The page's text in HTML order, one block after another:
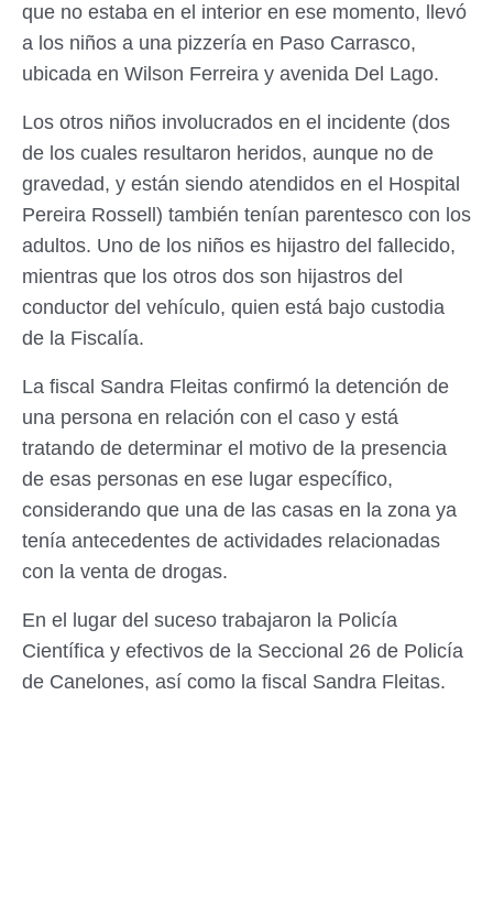
que no estaba en el interior en ese momento, llevó
a los niños a una pizzería en Paso Carrasco,
ubicada en Wilson Ferreira y avenida Del Lago.
Los otros niños involucrados en el incidente (dos
de los cuales resultaron heridos, aunque no de
gravedad, y están siendo atendidos en el Hospital
Pereira Rossell) también tenían parentesco con los
adultos. Uno de los niños es hijastro del fallecido,
mientras que los otros dos son hijastros del
conductor del vehículo, quien está bajo custodia
de la Fiscalía.
La fiscal Sandra Fleitas confirmó la detención de
una persona en relación con el caso y está
tratando de determinar el motivo de la presencia
de esas personas en ese lugar específico,
considerando que una de las casas en la zona ya
tenía antecedentes de actividades relacionadas
con la venta de drogas.
En el lugar del suceso trabajaron la Policía
Científica y efectivos de la Seccional 26 de Policía
de Canelones, así como la fiscal Sandra Fleitas.